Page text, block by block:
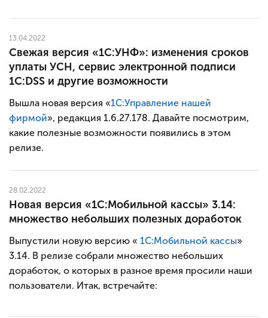
13.04.2022
Свежая версия «1С:УНФ»: изменения сроков
уплаты УСН, сервис электронной подписи
1С:DSS и другие возможности
Вышла новая версия «1С:Управление нашей
фирмой», редакция 1.6.27.178. Давайте посмотрим,
какие полезные возможности появились в этом
релизе.
28.02.2022
Новая версия «1С:Мобильной кассы» 3.14:
множество небольших полезных доработок
Выпустили новую версию « 1С:Мобильной кассы»
3.14. В релизе собрали множество небольших
доработок, о которых в разное время просили наши
пользователи. Итак, встречайте: